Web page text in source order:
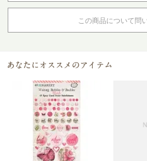
この商品について問